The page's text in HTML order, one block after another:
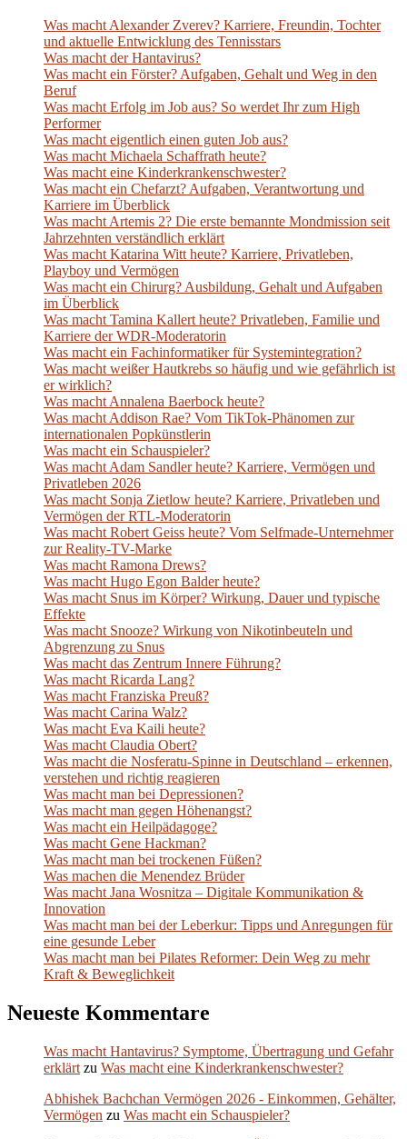
Was macht Alexander Zverev? Karriere, Freundin, Tochter
und aktuelle Entwicklung des Tennisstars
Was macht der Hantavirus?
Was macht ein Förster? Aufgaben, Gehalt und Weg in den
Beruf
Was macht Erfolg im Job aus? So werdet Ihr zum High
Performer
Was macht eigentlich einen guten Job aus?
Was macht Michaela Schaffrath heute?
Was macht eine Kinderkrankenschwester?
Was macht ein Chefarzt? Aufgaben, Verantwortung und
Karriere im Überblick
Was macht Artemis 2? Die erste bemannte Mondmission seit
Jahrzehnten verständlich erklärt
Was macht Katarina Witt heute? Karriere, Privatleben,
Playboy und Vermögen
Was macht ein Chirurg? Ausbildung, Gehalt und Aufgaben
im Überblick
Was macht Tamina Kallert heute? Privatleben, Familie und
Karriere der WDR-Moderatorin
Was macht ein Fachinformatiker für Systemintegration?
Was macht weißer Hautkrebs so häufig und wie gefährlich ist
er wirklich?
Was macht Annalena Baerbock heute?
Was macht Addison Rae? Vom TikTok-Phänomen zur
internationalen Popkünstlerin
Was macht ein Schauspieler?
Was macht Adam Sandler heute? Karriere, Vermögen und
Privatleben 2026
Was macht Sonja Zietlow heute? Karriere, Privatleben und
Vermögen der RTL-Moderatorin
Was macht Robert Geiss heute? Vom Selfmade-Unternehmer
zur Reality-TV-Marke
Was macht Ramona Drews?
Was macht Hugo Egon Balder heute?
Was macht Snus im Körper? Wirkung, Dauer und typische
Effekte
Was macht Snooze? Wirkung von Nikotinbeuteln und
Abgrenzung zu Snus
Was macht das Zentrum Innere Führung?
Was macht Ricarda Lang?
Was macht Franziska Preuß?
Was macht Carina Walz?
Was macht Eva Kaili heute?
Was macht Claudia Obert?
Was macht die Nosferatu-Spinne in Deutschland – erkennen,
verstehen und richtig reagieren
Was macht man bei Depressionen?
Was macht man gegen Höhenangst?
Was macht ein Heilpädagoge?
Was macht Gene Hackman?
Was macht man bei trockenen Füßen?
Was machen die Menendez Brüder
Was macht Jana Wosnitza – Digitale Kommunikation &
Innovation
Was macht man bei der Leberkur: Tipps und Anregungen für
eine gesunde Leber
Was macht man bei Pilates Reformer: Dein Weg zu mehr
Kraft & Beweglichkeit
Neueste Kommentare
Was macht Hantavirus? Symptome, Übertragung und Gefahr
erklärt zu Was macht eine Kinderkrankenschwester?
Abhishek Bachchan Vermögen 2026 - Einkommen, Gehälter,
Vermögen zu Was macht ein Schauspieler?